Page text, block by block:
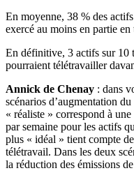
En moyenne, 38 % des
exercé au moins en partie en
En définitive, 3 actifs sur 10
pourraient télétravailler
Annick de Chenay : dans
scénarios d’augmentation
« réaliste » correspond à
par semaine pour les actifs
plus « idéal » tient compte
télétravail. Dans les deux
la réduction des émissions